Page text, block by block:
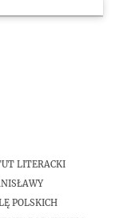
Literacki
polskich